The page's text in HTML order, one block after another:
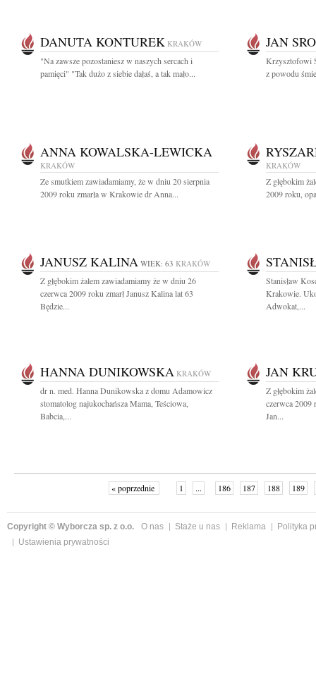
DANUTA KONTUREK KRAKÓW
"Na zawsze pozostaniesz w naszych sercach i
pamięci" "Tak dużo z siebie dałaś, a tak mało...
JAN
Krzysztofowi
z powodu
ANNA KOWALSKA-LEWICKA
KRAKÓW
Ze smutkiem zawiadamiamy, że w dniu 20 sierpnia
2009 roku zmarła w Krakowie dr Anna...
KRAKÓW
Z głębokim
2009 roku,
JANUSZ KALINA WIEK: 63 KRAKÓW
Z głębokim żalem zawiadamiamy że w dniu 26
czerwca 2009 roku zmarł Janusz Kalina lat 63
Będzie...
Stanisław
Krakowie.
Adwokat,...
HANNA DUNIKOWSKA KRAKÓW
dr n. med. Hanna Dunikowska z domu Adamowicz
stomatolog najukochańsza Mama, Teściowa,
Babcia,...
JAN
Z głębokim
czerwca 2009
Jan...
« poprzednie 1 ... 186 187 188 189
Copyright © Wyborcza sp. z o.o. O nas Staże u nas Reklama
Polityka
Ustawienia prywatności